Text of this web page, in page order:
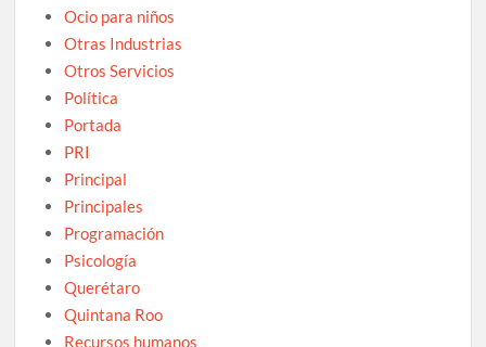
Ocio para niños
Otras Industrias
Otros Servicios
Política
Portada
PRI
Principal
Principales
Programación
Psicología
Querétaro
Quintana Roo
Recursos humanos